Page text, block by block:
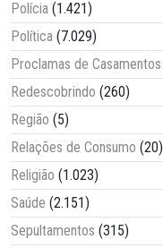
Polícia (1.421)
Política (7.029)
Proclamas de Casamentos
Redescobrindo (260)
Região (5)
Relações de Consumo (20)
Religião (1.023)
Saúde (2.151)
Sepultamentos (315)